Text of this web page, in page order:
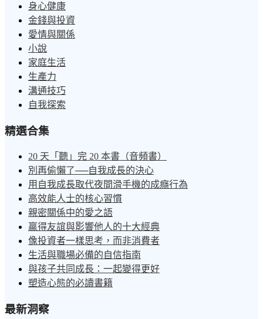
身心健康
金錢與投資
愛情與關係
小說
家庭生活
生產力
溝通技巧
自我探索
精選合集
20 天「聽」完 20 本書（音頻書）
別再偷懶了──自我成長的決心
用自我成長取代夜間滑手機的成癮行為
高效能人士的核心習慣
親密關係中的愛之語
贏得友誼與影響他人的十大經典
像投資者一樣思考，而非消費者
生活與職場必備的自信指南
與孩子共同成長：一起變得更好
塑造心態的必讀書籍
最新洞察